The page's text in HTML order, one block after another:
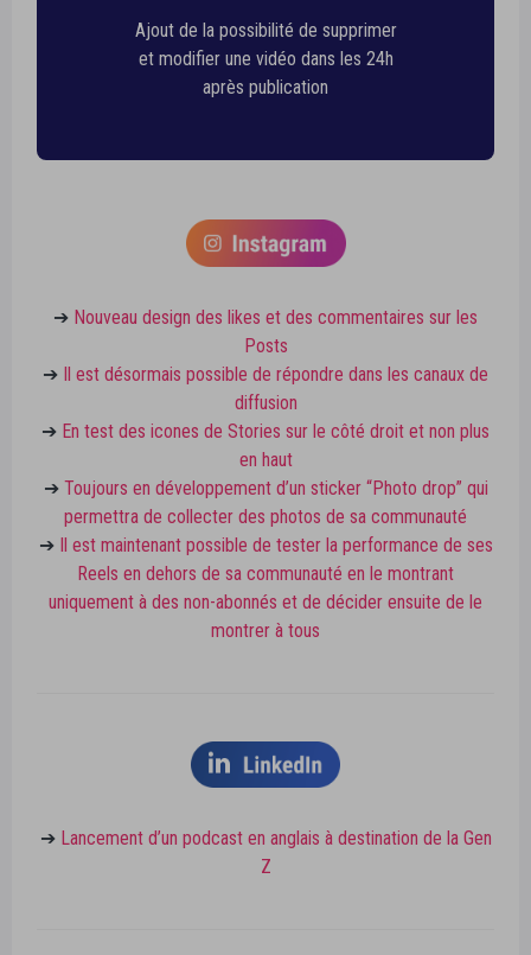
Ajout de la possibilité de supprimer
et modifier une vidéo dans les 24h
après publication
➔ Nouveau design des likes et des commentaires sur les
Posts
➔ Il est désormais possible de répondre dans les canaux de
diffusion
➔ En test des icones de Stories sur le côté droit et non plus
en haut
➔ Toujours en développement d’un sticker “Photo drop” qui
permettra de collecter des photos de sa communauté
➔ Il est maintenant possible de tester la performance de ses
Reels en dehors de sa communauté en le montrant
uniquement à des non-abonnés et de décider ensuite de le
montrer à tous
➔ Lancement d’un podcast en anglais à destination de la Gen
Z